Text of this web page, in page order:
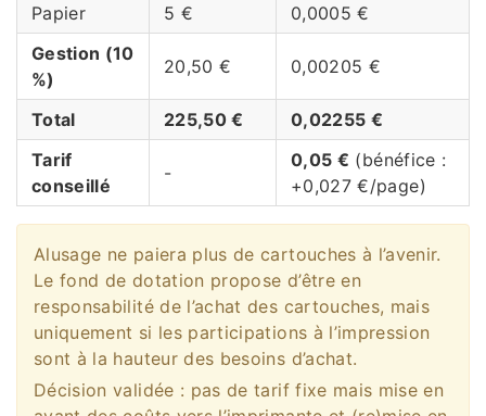
Papier 5 €
0,0005 €
Gestion (10
%)
20,50 € 0,00205 €
Total 225,50 €
0,02255 €
Tarif
conseillé
-
0,05 € (bénéfice :
+0,027 €/page)
Alusage ne paiera plus de cartouches à l’avenir.
Le fond de dotation propose d’être en
responsabilité de l’achat des cartouches, mais
uniquement si les participations à l’impression
sont à la hauteur des besoins d’achat.
Décision validée : pas de tarif fixe mais mise en